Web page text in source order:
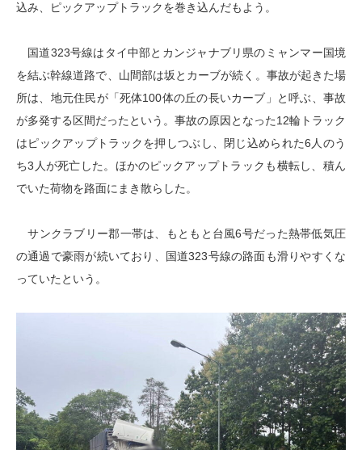
込み、ピックアップトラックを巻き込んだもよう。
国道323号線はタイ中部とカンジャナブリ県のミャンマー国境
を結ぶ幹線道路で、山間部は坂とカーブが続く。事故が起きた場
所は、地元住民が「死体100体の丘の長いカーブ」と呼ぶ、事故
が多発する区間だったという。事故の原因となった12輪トラック
はピックアップトラックを押しつぶし、閉じ込められた6人のう
ち3人が死亡した。ほかのピックアップトラックも横転し、積ん
でいた荷物を路面にまき散らした。
サンクラブリー郡一帯は、もともと台風6号だった熱帯低気圧
の通過で豪雨が続いており、国道323号線の路面も滑りやすくな
っていたという。